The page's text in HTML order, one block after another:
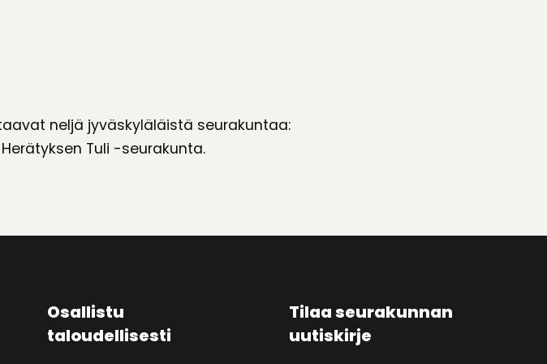
neljä jyväskyläläistä seurakuntaa:
Tuli -seurakunta.
Osallistu
taloudellisesti
Tilaa seurakunnan
uutiskirje